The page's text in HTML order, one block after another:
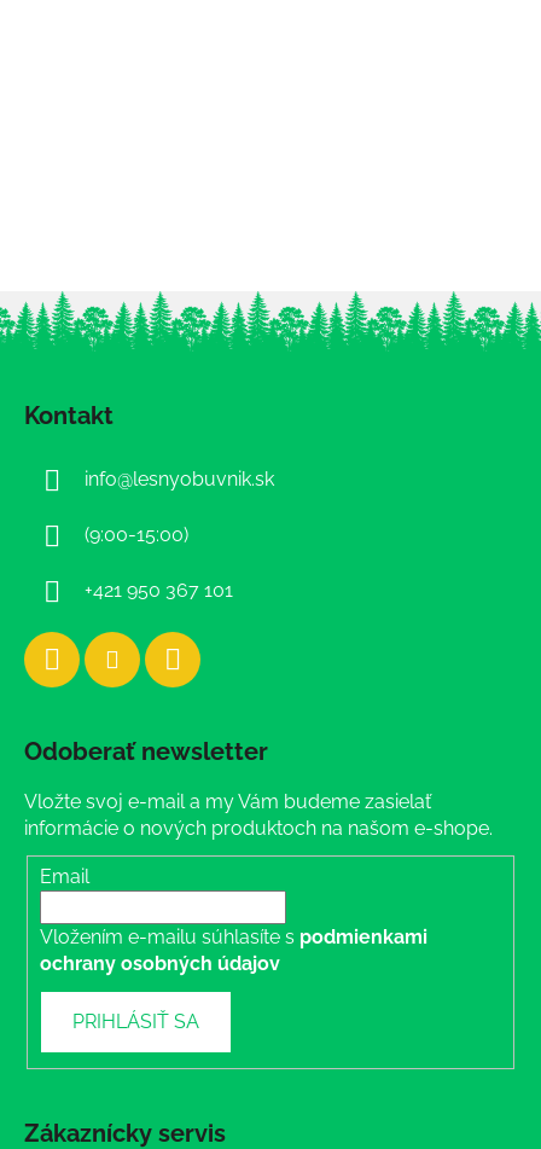
Kontakt
info@lesnyobuvnik.sk
(9:00-15:00)
+421 950 367 101
Odoberať newsletter
Vložte svoj e-mail a my Vám budeme zasielať
informácie o nových produktoch na našom e-shope.
Email
Vložením e-mailu súhlasíte s podmienkami
ochrany osobných údajov
PRIHLÁSIŤ SA
Zákaznícky servis